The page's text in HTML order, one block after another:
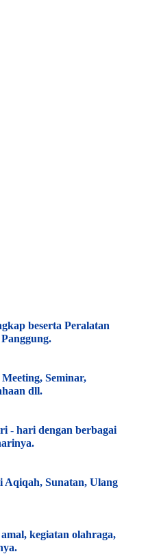
beserta Peralatan
Seminar,
dll.
- hari dengan berbagai
Aqiqah, Sunatan, Ulang
kegiatan olahraga,